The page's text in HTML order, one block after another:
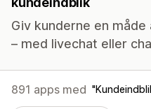
Giv kunderne en
– med livechat eller
891 apps med